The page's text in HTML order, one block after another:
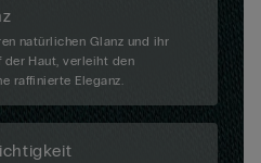
natürlichen Glanz und ihr
der Haut, verleiht den
raffinierte Eleganz.